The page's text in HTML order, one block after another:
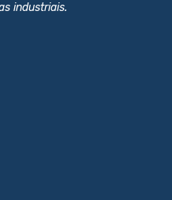
industriais.